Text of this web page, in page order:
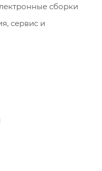
сборки
сервис и